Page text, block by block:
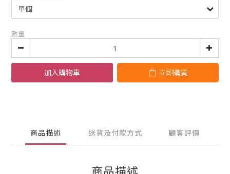
數量
加入購物車 立即購買
商品描述 送貨及付款方式 顧客評價
商品描述